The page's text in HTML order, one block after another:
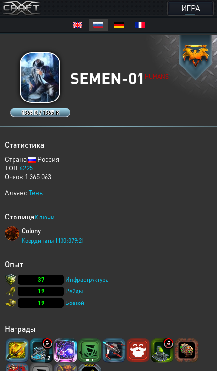
ИГРА
1365 K / 1365 K
SEMEN-01 HUMANS
Статистика
Страна
Россия
ТОП 6225
Очков 1 365 063
Альянс Тень
СтолицаКлючи
Colony
Координаты [130:379:2]
Опыт
37
Инфраструктура
19
Рейды
19
Боевой
Награды
2